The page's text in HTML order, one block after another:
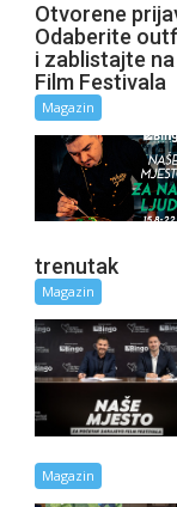
Otvorene
Odaberite
i zablistajte
Film Festivala
Magazin
trenutak
Magazin
Magazin